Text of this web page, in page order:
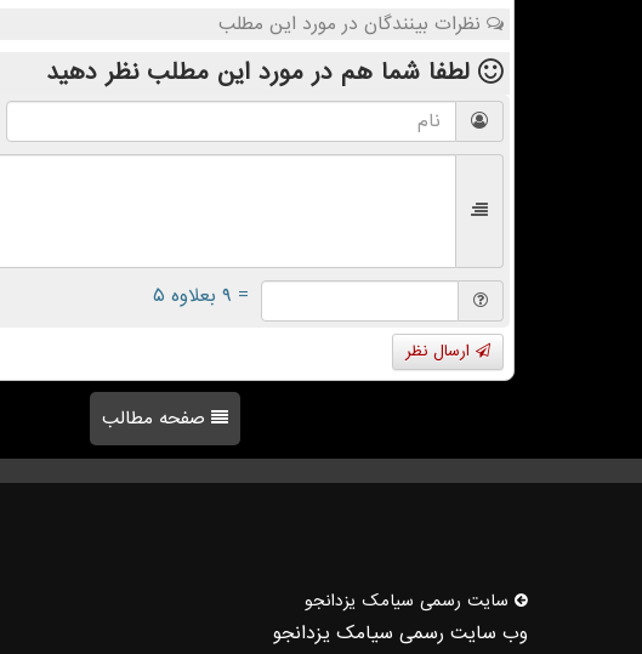
نظرات بینندگان در مورد این مطلب
لطفا شما هم در مورد این مطلب نظر دهید
= ۹ بعلاوه ۵
ارسال نظر
صفحه مطالب
سایت رسمی سیامك یزدانجو
وب سایت رسمی سیامک یزدانجو